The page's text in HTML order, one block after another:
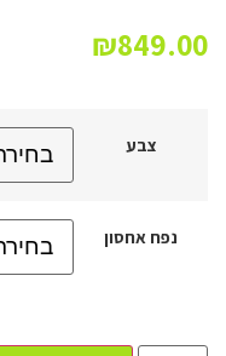
₪849.00
צבע
נפח אחסון